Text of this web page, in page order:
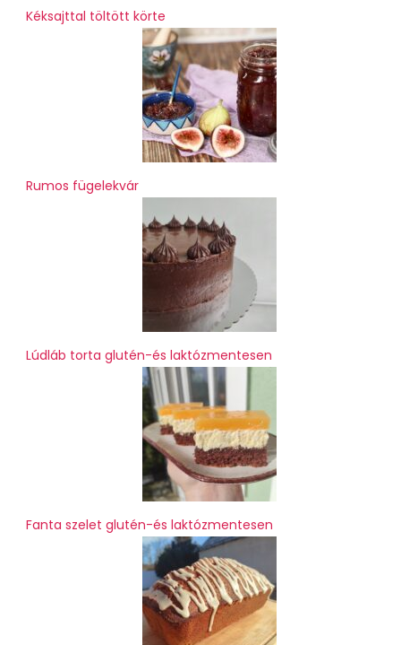
Kéksajttal töltött körte
Rumos fügelekvár
Lúdláb torta glutén-és laktózmentesen
Fanta szelet glutén-és laktózmentesen